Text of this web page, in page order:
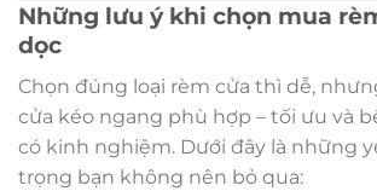
Những lưu ý khi chọn mua
dọc
Chọn đúng loại rèm cửa thì dễ,
cửa kéo ngang phù hợp – tối ưu và
có kinh nghiệm. Dưới đây là những
trọng bạn không nên bỏ qua: